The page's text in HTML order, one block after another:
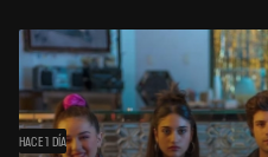
HACE 1 DÍA